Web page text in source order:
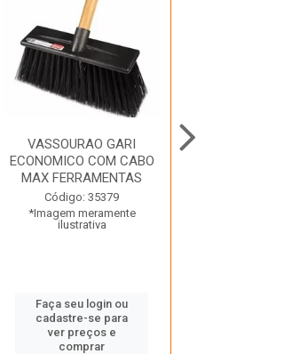
VASSOURAO GARI
ECONOMICO COM CABO
MAX FERRAMENTAS
Código: 35379
*Imagem meramente
ilustrativa
Faça seu login ou
cadastre-se para
ver preços e
comprar